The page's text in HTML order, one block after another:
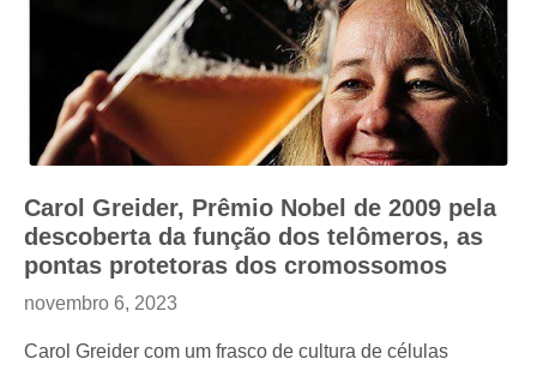
Carol Greider, Prêmio Nobel de 2009 pela
descoberta da função dos telômeros, as
pontas protetoras dos cromossomos
novembro 6, 2023
Carol Greider com um frasco de cultura de células